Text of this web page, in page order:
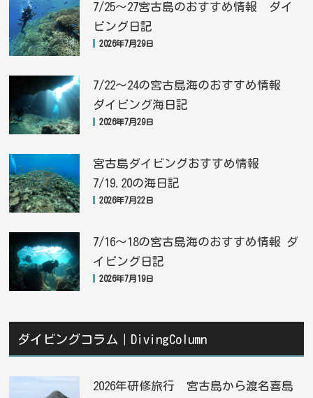
7/25〜27宮古島のおすすめ情報 ダイ
ビング日記
2026年7月29日
7/22〜24の宮古島海のおすすめ情報
ダイビング海日記
2026年7月29日
宮古島ダイビングおすすめ情報
7/19.20の海日記
2026年7月22日
7/16〜18の宮古島海のおすすめ情報 ダ
イビング日記
2026年7月19日
ダイビングコラム｜DivingColumn
2026年研修旅行 宮古島から渡名喜島